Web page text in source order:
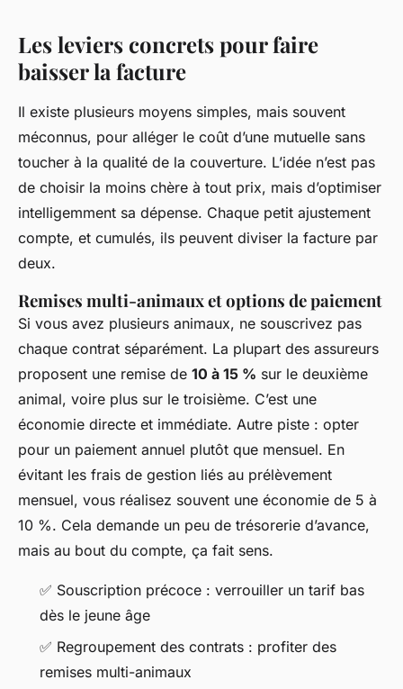
Les leviers concrets pour faire
baisser la facture
Il existe plusieurs moyens simples, mais souvent
méconnus, pour alléger le coût d’une mutuelle sans
toucher à la qualité de la couverture. L’idée n’est pas
de choisir la moins chère à tout prix, mais d’optimiser
intelligemment sa dépense. Chaque petit ajustement
compte, et cumulés, ils peuvent diviser la facture par
deux.
Remises multi-animaux et options de paiement
Si vous avez plusieurs animaux, ne souscrivez pas
chaque contrat séparément. La plupart des assureurs
proposent une remise de 10 à 15 % sur le deuxième
animal, voire plus sur le troisième. C’est une
économie directe et immédiate. Autre piste : opter
pour un paiement annuel plutôt que mensuel. En
évitant les frais de gestion liés au prélèvement
mensuel, vous réalisez souvent une économie de 5 à
10 %. Cela demande un peu de trésorerie d’avance,
mais au bout du compte, ça fait sens.
✅ Souscription précoce : verrouiller un tarif bas
dès le jeune âge
✅ Regroupement des contrats : profiter des
remises multi-animaux